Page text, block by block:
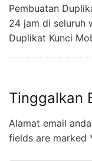
Pembuatan
24 jam di seluruh
Duplikat Kunci
Tinggalkan
Alamat email
fields are marked